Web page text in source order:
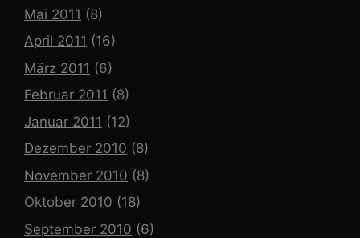
Mai 2011 (8)
April 2011 (16)
März 2011 (6)
Februar 2011 (8)
Januar 2011 (12)
Dezember 2010 (8)
November 2010 (8)
Oktober 2010 (18)
September 2010 (6)